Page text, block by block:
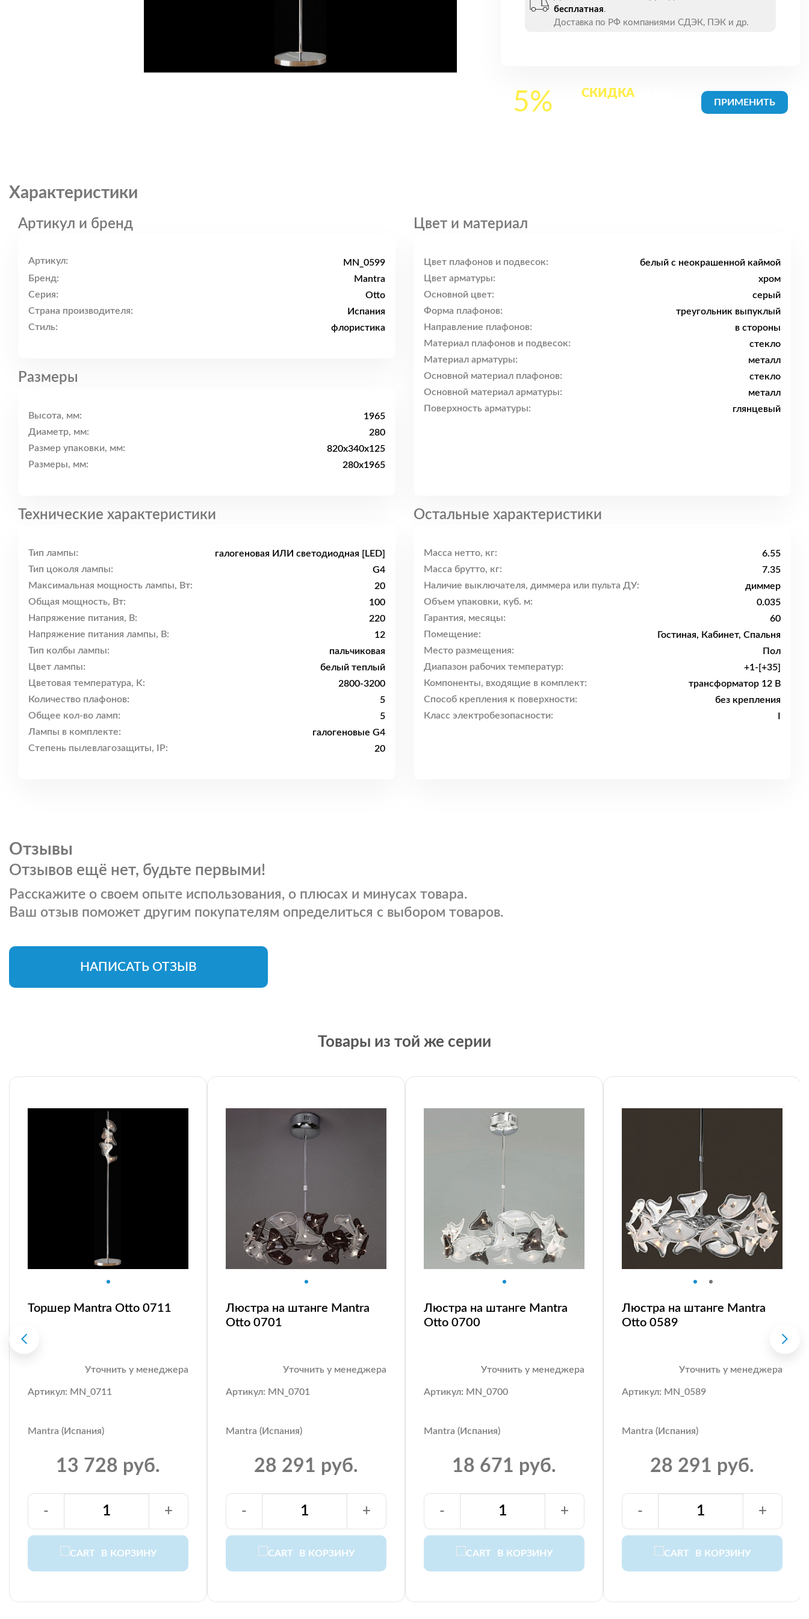
бесплатная.
Доставка по РФ компаниями СДЭК, ПЭК и др.
5% СКИДКА
Характеристики
Артикул и бренд
Артикул:
MN_0599
Бренд:
Mantra
Серия:
Otto
Страна производителя:
Испания
Стиль:
флористика
Размеры
Высота, мм:
1965
Диаметр, мм:
280
Размер упаковки, мм:
820x340x125
Размеры, мм:
280x1965
Цвет и материал
Цвет плафонов и подвесок:
белый с неокрашенной каймой
Цвет арматуры:
хром
Основной цвет:
серый
Форма плафонов:
треугольник выпуклый
Направление плафонов:
в стороны
Материал плафонов и подвесок:
стекло
Материал арматуры:
металл
Основной материал плафонов:
стекло
Основной материал арматуры:
металл
Поверхность арматуры:
глянцевый
Технические характеристики
Тип лампы:
галогеновая ИЛИ светодиодная [LED]
Тип цоколя лампы:
G4
Максимальная мощность лампы, Вт:
20
Общая мощность, Вт:
100
Напряжение питания, В:
220
Напряжение питания лампы, В:
12
Тип колбы лампы:
пальчиковая
Цвет лампы:
белый теплый
Цветовая температура, K:
2800-3200
Количество плафонов:
5
Общее кол-во ламп:
5
Лампы в комплекте:
галогеновые G4
Степень пылевлагозащиты, IP:
20
Остальные характеристики
Масса нетто, кг:
6.55
Масса брутто, кг:
7.35
Наличие выключателя, диммера или пульта ДУ:
диммер
Объем упаковки, куб. м:
0.035
Гарантия, месяцы:
60
Помещение:
Гостиная, Кабинет, Спальня
Место размещения:
Пол
Диапазон рабочих температур:
+1-[+35]
Компоненты, входящие в комплект:
трансформатор 12 В
Способ крепления к поверхности:
без крепления
Класс электробезопасности:
I
Отзывы
Отзывов ещё нет, будьте первыми!
Расскажите о своем опыте использования, о плюсах и минусах товара.
Ваш отзыв поможет другим покупателям определиться с выбором товаров.
НАПИСАТЬ ОТЗЫВ
Товары из той же серии
Торшер Mantra Otto 0711
Уточнить у менеджера
Артикул: MN_0711
Mantra (Испания)
13 728 руб.
В КОРЗИНУ
- +
Люстра на штанге Mantra
Otto 0701
Уточнить у менеджера
Артикул: MN_0701
Mantra (Испания)
28 291 руб.
В КОРЗИНУ
- +
Люстра на штанге Mantra
Otto 0700
Уточнить у менеджера
Артикул: MN_0700
Mantra (Испания)
18 671 руб.
В КОРЗИНУ
- +
Люстра на штанге Mantra
Otto 0589
Уточнить у менеджера
Артикул: MN_0589
Mantra (Испания)
28 291 руб.
В КОРЗИНУ
- +